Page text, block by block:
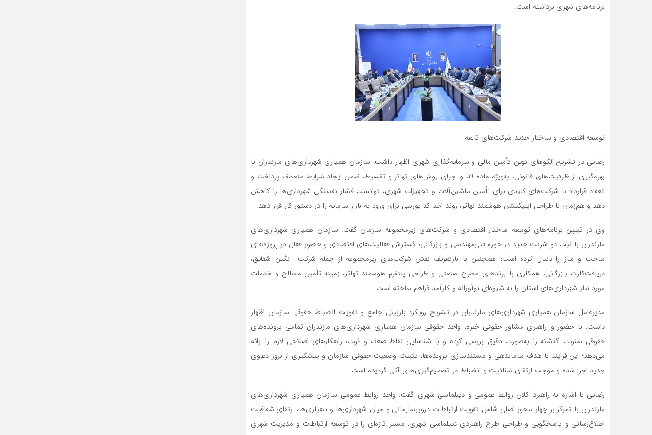
برنامه‌های شهری برداشته است.
توسعه اقتصادی و ساختار جدید شرکت‌های تابعه
رضایی در تشریح الگوهای نوین تأمین مالی و سرمایه‌گذاری شهری اظهار داشت: سازمان همیاری شهرداری‌های مازندران با
بهره‌گیری از ظرفیت‌های قانونی، به‌ویژه ماده ۱۹، و اجرای روش‌های تهاتر و تقسیط، ضمن ایجاد شرایط منعطف پرداخت و
انعقاد قرارداد با شرکت‌های کلیدی برای تأمین ماشین‌آلات و تجهیزات شهری، توانست فشار نقدینگی شهرداری‌ها را کاهش
دهد و هم‌زمان با طراحی اپلیکیشن هوشمند تهاتر، روند اخذ کد بورسی برای ورود به بازار سرمایه را در دستور کار قرار دهد.
وی در تبیین برنامه‌های توسعه ساختار اقتصادی و شرکت‌های زیرمجموعه سازمان گفت: سازمان همیاری شهرداری‌های
مازندران با ثبت دو شرکت جدید در حوزه فنی‌مهندسی و بازرگانی، گسترش فعالیت‌های اقتصادی و حضور فعال در پروژه‌های
ساخت و ساز را دنبال کرده است؛ همچنین با بازتعریف نقش شرکت‌های زیرمجموعه از جمله شرکت نگین شقایق،
دریافت‌کارت بازرگانی، همکاری با برندهای مطرح صنعتی و طراحی پلتفرم هوشمند تهاتر، زمینه تأمین مصالح و خدمات
مورد نیاز شهرداری‌های استان را به شیوه‌ای نوآورانه و کارآمد فراهم ساخته است.
مدیرعامل سازمان همیاری شهرداری‌های مازندران در تشریح رویکرد بازبینی جامع و تقویت انضباط حقوقی سازمان اظهار
داشت: با حضور و راهبری مشاور حقوقی خبره، واحد حقوقی سازمان همیاری شهرداری‌های مازندران تمامی پرونده‌های
حقوقی سنوات گذشته را به‌صورت دقیق بررسی کرده و با شناسایی نقاط ضعف و قوت، راهکارهای اصلاحی لازم را ارائه
می‌دهد؛ این فرایند با هدف ساماندهی و مستندسازی پرونده‌ها، تثبیت وضعیت حقوقی سازمان و پیشگیری از بروز دعاوی
جدید اجرا شده و موجب ارتقای شفافیت و انضباط در تصمیم‌گیری‌های آتی گردیده است.
رضایی با اشاره به راهبرد کلان روابط عمومی و دیپلماسی شهری گفت: واحد روابط عمومی سازمان همیاری شهرداری‌های
مازندران با تمرکز بر چهار محور اصلی شامل تقویت ارتباطات درون‌سازمانی و میان شهرداری‌ها و دهیاری‌ها، ارتقای شفافیت
اطلاع‌رسانی و پاسخگویی و طراحی طرح راهبردی دیپلماسی شهری، مسیر تازه‌ای را در توسعه ارتباطات و مدیریت شهری